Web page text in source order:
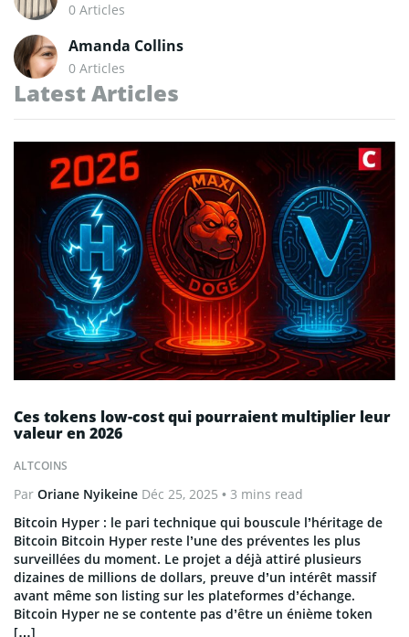
0 Articles
Amanda Collins
0 Articles
Latest Articles
ALTCOINS
Ces tokens low-cost qui pourraient multiplier leur
valeur en 2026
Par Oriane Nyikeine Déc 25, 2025 • 3 mins read
Bitcoin Hyper : le pari technique qui bouscule l’héritage de
Bitcoin Bitcoin Hyper reste l’une des préventes les plus
surveillées du moment. Le projet a déjà attiré plusieurs
dizaines de millions de dollars, preuve d’un intérêt massif
avant même son listing sur les plateformes d’échange.
Bitcoin Hyper ne se contente pas d’être un énième token
[…]